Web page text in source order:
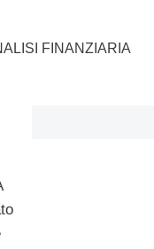
FINANZIARIA